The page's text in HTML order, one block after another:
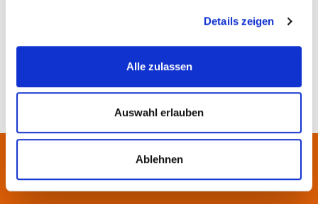
Details zeigen
Alle zulassen
Auswahl erlauben
Ablehnen
Über uns